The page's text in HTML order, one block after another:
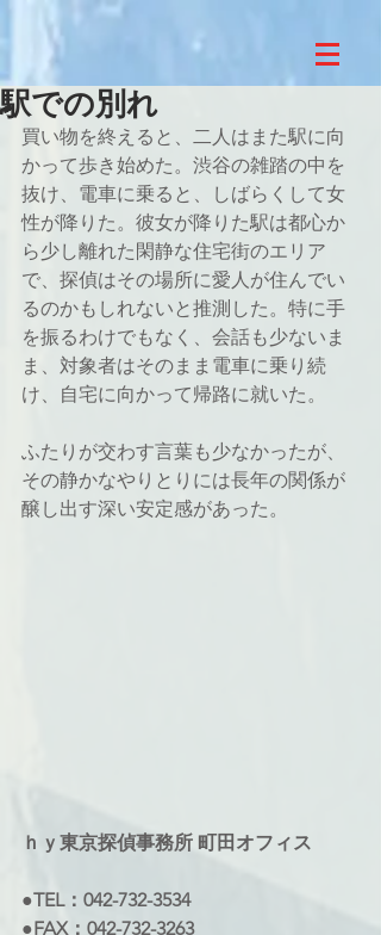
駅での別れ
買い物を終えると、二人はまた駅に向
かって歩き始めた。渋谷の雑踏の中を
抜け、電車に乗ると、しばらくして女
性が降りた。彼女が降りた駅は都心か
ら少し離れた閑静な住宅街のエリア
で、探偵はその場所に愛人が住んでい
るのかもしれないと推測した。特に手
を振るわけでもなく、会話も少ないま
ま、対象者はそのまま電車に乗り続
け、自宅に向かって帰路に就いた。
ふたりが交わす言葉も少なかったが、
その静かなやりとりには長年の関係が
醸し出す深い安定感があった。
ｈｙ東京探偵事務所 町田オフィス
●TEL：042-732-3534
●FAX：042-732-3263